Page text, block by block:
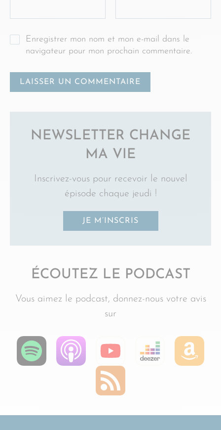
Enregistrer mon nom et mon e-mail dans le
navigateur pour mon prochain commentaire.
NEWSLETTER CHANGE
MA VIE
Inscrivez-vous pour recevoir le nouvel
épisode chaque jeudi !
JE M’INSCRIS
ÉCOUTEZ LE PODCAST
Vous aimez le podcast, donnez-nous votre avis
sur